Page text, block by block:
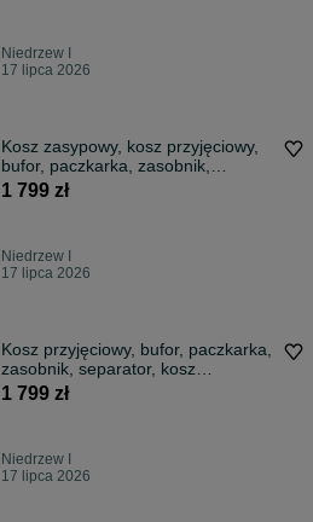
Niedrzew I
17 lipca 2026
Kosz zasypowy, kosz przyjęciowy,
bufor, paczkarka, zasobnik,
separator
1 799 zł
Niedrzew I
17 lipca 2026
Kosz przyjęciowy, bufor, paczkarka,
zasobnik, separator, kosz
zasypowy
1 799 zł
Niedrzew I
17 lipca 2026